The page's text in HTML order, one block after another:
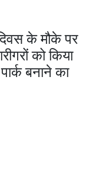
के मौके पर
को किया
बनाने का